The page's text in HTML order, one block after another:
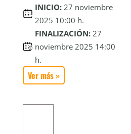
INICIO: 27 noviembre
2025 10:00 h.
FINALIZACIÓN: 27
noviembre 2025 14:00
h.
Ver más »